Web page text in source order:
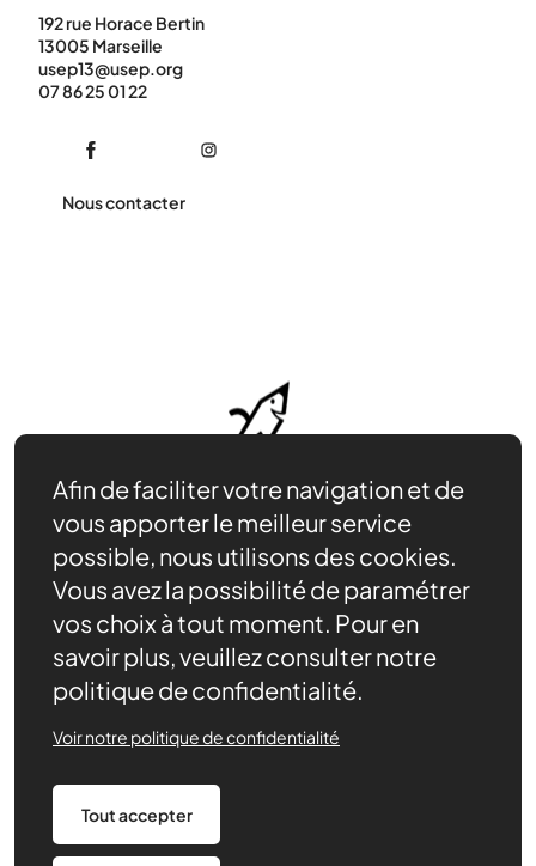
192 rue Horace Bertin
13005 Marseille
usep13@usep.org
07 86 25 01 22
Nous contacter
Contact
Nous trouver
Nos évènements
Actualités
Devenir partenaire
Afin de faciliter votre navigation et de
vous apporter le meilleur service
possible, nous utilisons des cookies.
Vous avez la possibilité de paramétrer
vos choix à tout moment. Pour en
savoir plus, veuillez consulter notre
politique de confidentialité.
Tout accepter
Voir notre politique de confidentialité